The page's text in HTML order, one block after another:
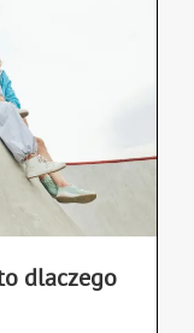
dlaczego